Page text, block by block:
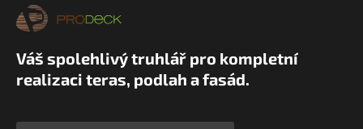
Váš spolehlivý truhlář pro kompletní
realizaci teras, podlah a fasád.